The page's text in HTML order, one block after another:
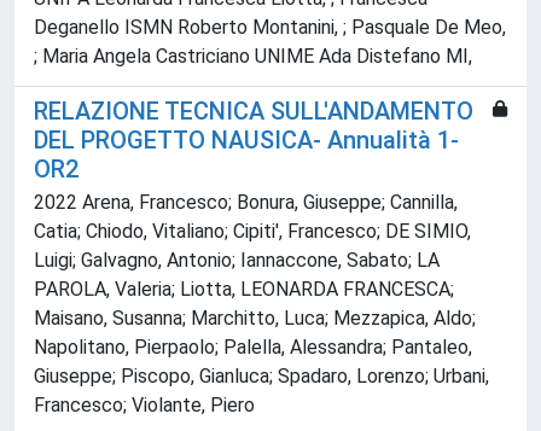
Deganello ISMN Roberto Montanini, ; Pasquale De Meo,
; Maria Angela Castriciano UNIME Ada Distefano MI,
RELAZIONE TECNICA SULL'ANDAMENTO
DEL PROGETTO NAUSICA- Annualità 1-
OR2
2022 Arena, Francesco; Bonura, Giuseppe; Cannilla,
Catia; Chiodo, Vitaliano; Cipiti', Francesco; DE SIMIO,
Luigi; Galvagno, Antonio; Iannaccone, Sabato; LA
PAROLA, Valeria; Liotta, LEONARDA FRANCESCA;
Maisano, Susanna; Marchitto, Luca; Mezzapica, Aldo;
Napolitano, Pierpaolo; Palella, Alessandra; Pantaleo,
Giuseppe; Piscopo, Gianluca; Spadaro, Lorenzo; Urbani,
Francesco; Violante, Piero